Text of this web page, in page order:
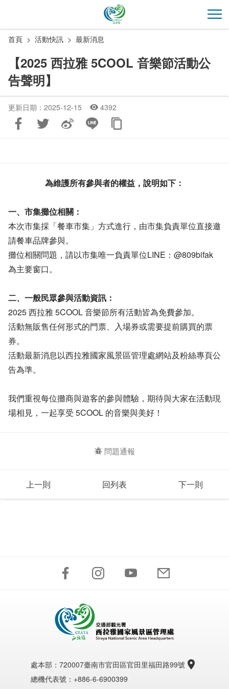
主
開
首頁 活動快訊 最新消息
【2025 西拉雅 5COOL 音樂節活動公
告聲明】
更新日期：2025-12-15 4392
為維護所有參與者的權益，說明如下：
一、市集攤位相關：
本次市集採「餐車市集」方式進行，由市集負責單位直接邀
請餐車品牌參與。
攤位相關問題，請以市集唯一負責單位LINE：@809bifak
為主要窗口。
二、一般民眾參與活動資訊：
2025 西拉雅 5COOL 音樂節所有活動皆為免費參加。
活動無販售任何形式的門票、入場券或需要提前購買的票
券。
活動最新消息以西拉雅國家風景區管理處網站及粉絲專頁公
告為準。
我們重視每位攤商與遊客的參與體驗，期待與大家在活動現
場相見，一起享受 5COOL 的音樂與美好！
問題通報
上一則 回列表 下一則
處本部： 720007臺南市官田區官田里福田路99號
總機代表號：+886-6-6900399